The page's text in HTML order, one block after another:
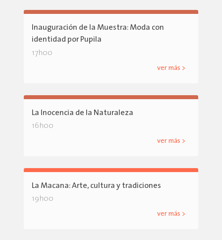
Inauguración de la Muestra: Moda con
identidad por Pupila
17h00
ver más >
La Inocencia de la Naturaleza
16h00
ver más >
La Macana: Arte, cultura y tradiciones
19h00
ver más >